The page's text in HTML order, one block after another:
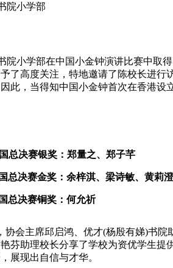
小学部
小学部在中国小金钟演讲比赛中取得
了高度关注，特地邀请了陈校长进
此，当得知中国小金钟首次在香港
总决赛银奖：郑量之、郑子芊
总决赛金奖：余梓淇、梁诗敏、黄莉澄
总决赛铜奖：何允祈
会主席邱启鸿、优才(杨殷有娣)书院
芬助理校长分享了学校为资优学生
展现出自信与才华。